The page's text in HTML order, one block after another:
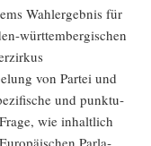
Wahl­er­geb­nis für
würt­tem­ber­gi­schen
von Par­tei und
und punk­tu­
wie inhalt­lich
Par­la­